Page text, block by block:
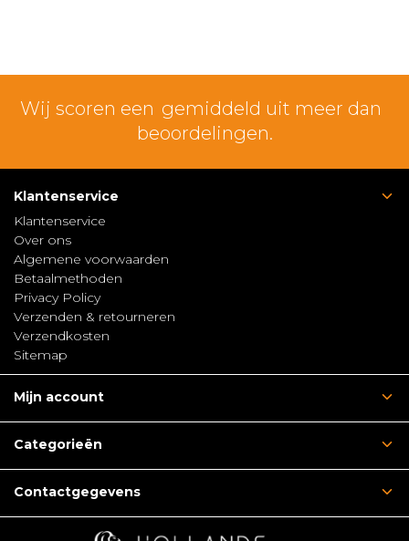
Wij scoren een gemiddeld uit meer dan
beoordelingen.
Klantenservice
Klantenservice
Over ons
Algemene voorwaarden
Betaalmethoden
Privacy Policy
Verzenden & retourneren
Verzendkosten
Sitemap
Mijn account
Categorieën
Contactgegevens